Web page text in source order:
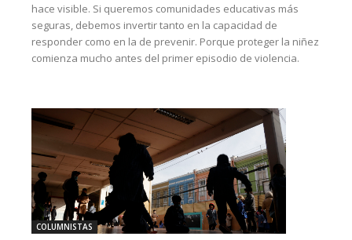
hace visible. Si queremos comunidades educativas más
seguras, debemos invertir tanto en la capacidad de
responder como en la de prevenir. Porque proteger la niñez
comienza mucho antes del primer episodio de violencia.
COLUMNISTAS